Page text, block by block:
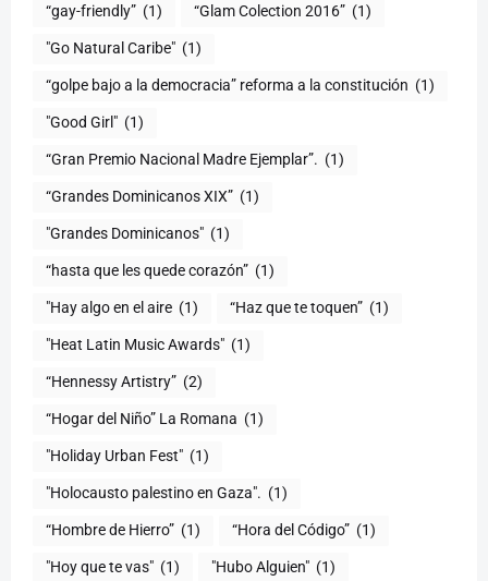
“gay-friendly” (1) “Glam Colection 2016” (1)
"Go Natural Caribe" (1)
“golpe bajo a la democracia” reforma a la constitución (1)
"Good Girl" (1)
“Gran Premio Nacional Madre Ejemplar”. (1)
“Grandes Dominicanos XIX” (1)
"Grandes Dominicanos" (1)
(1)
"Hay algo en el aire (1) “Haz que te toquen” (1)
"Heat Latin Music Awards" (1)
“Hennessy Artistry” (2)
“Hogar del Niño” La Romana (1)
(1)
"Holocausto palestino en Gaza". (1)
“Hombre de Hierro” (1) (1)
"Hoy que te vas" (1) "Hubo Alguien" (1)